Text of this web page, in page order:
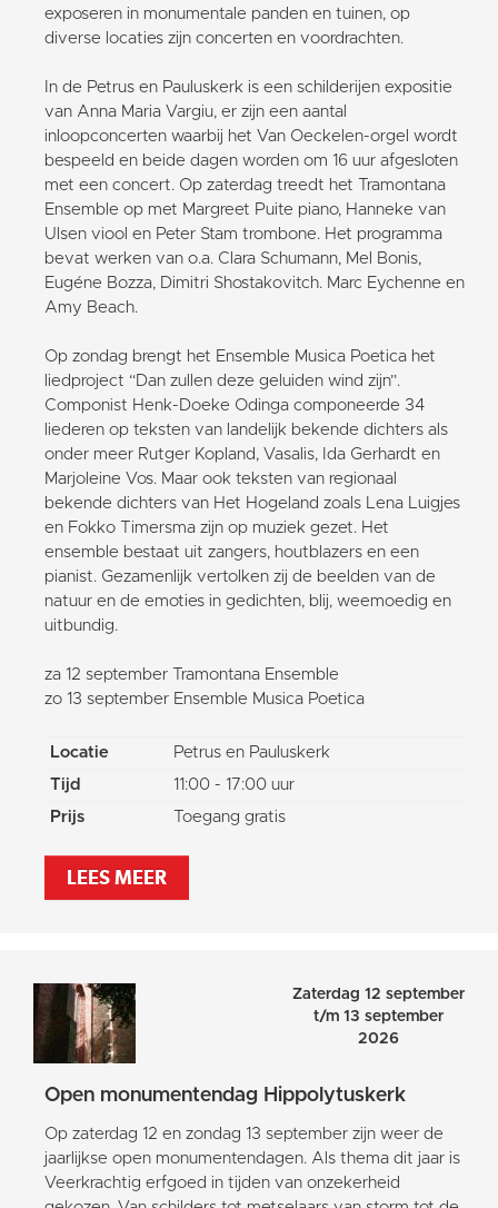
exposeren in monumentale panden en tuinen, op
diverse locaties zijn concerten en voordrachten.
In de Petrus en Pauluskerk is een schilderijen expositie
van Anna Maria Vargiu, er zijn een aantal
inloopconcerten waarbij het Van Oeckelen-orgel wordt
bespeeld en beide dagen worden om 16 uur afgesloten
met een concert. Op zaterdag treedt het Tramontana
Ensemble op met Margreet Puite piano, Hanneke van
Ulsen viool en Peter Stam trombone. Het programma
bevat werken van o.a. Clara Schumann, Mel Bonis,
Eugéne Bozza, Dimitri Shostakovitch. Marc Eychenne en
Amy Beach.
Op zondag brengt het Ensemble Musica Poetica het
liedproject “Dan zullen deze geluiden wind zijn”.
Componist Henk-Doeke Odinga componeerde 34
liederen op teksten van landelijk bekende dichters als
onder meer Rutger Kopland, Vasalis, Ida Gerhardt en
Marjoleine Vos. Maar ook teksten van regionaal
bekende dichters van Het Hogeland zoals Lena Luigjes
en Fokko Timersma zijn op muziek gezet. Het
ensemble bestaat uit zangers, houtblazers en een
pianist. Gezamenlijk vertolken zij de beelden van de
natuur en de emoties in gedichten, blij, weemoedig en
uitbundig.
za 12 september Tramontana Ensemble
zo 13 september Ensemble Musica Poetica
Locatie
Petrus en Pauluskerk
Tijd
11:00 - 17:00 uur
Prijs
Toegang gratis
LEES MEER
Zaterdag 12 september
t/m 13 september
2026
Open monumentendag Hippolytuskerk
Op zaterdag 12 en zondag 13 september zijn weer de
jaarlijkse open monumentendagen. Als thema dit jaar is
Veerkrachtig erfgoed in tijden van onzekerheid